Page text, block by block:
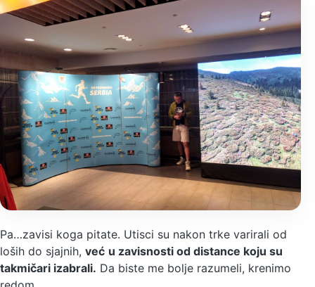
Pa…zavisi koga pitate. Utisci su nakon trke varirali od
loših do sjajnih, već u zavisnosti od distance koju su
takmičari izabrali. Da biste me bolje razumeli, krenimo